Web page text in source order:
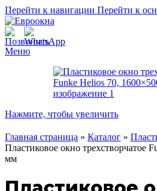
Перейти к навигации Перейти к
Меню
Нажмите, чтобы увеличить
Главная страница » Каталог »
Пластиковое окно трехстворчатое
мм